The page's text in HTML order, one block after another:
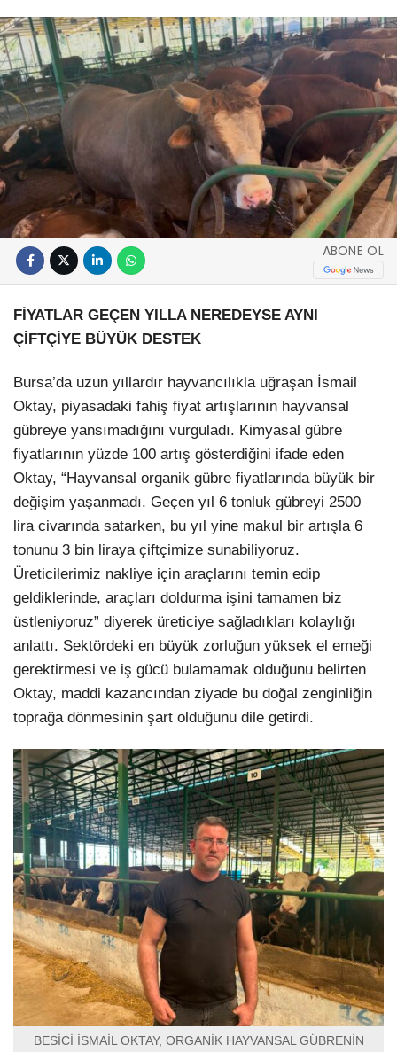
ABONE OL
FİYATLAR GEÇEN YILLA NEREDEYSE AYNI
ÇİFTÇİYE BÜYÜK DESTEK
Bursa’da uzun yıllardır hayvancılıkla uğraşan İsmail
Oktay, piyasadaki fahiş fiyat artışlarının hayvansal
gübreye yansımadığını vurguladı. Kimyasal gübre
fiyatlarının yüzde 100 artış gösterdiğini ifade eden
Oktay, “Hayvansal organik gübre fiyatlarında büyük bir
değişim yaşanmadı. Geçen yıl 6 tonluk gübreyi 2500
lira civarında satarken, bu yıl yine makul bir artışla 6
tonunu 3 bin liraya çiftçimize sunabiliyoruz.
Üreticilerimiz nakliye için araçlarını temin edip
geldiklerinde, araçları doldurma işini tamamen biz
üstleniyoruz” diyerek üreticiye sağladıkları kolaylığı
anlattı. Sektördeki en büyük zorluğun yüksek el emeği
gerektirmesi ve iş gücü bulamamak olduğunu belirten
Oktay, maddi kazancından ziyade bu doğal zenginliğin
toprağa dönmesinin şart olduğunu dile getirdi.
BESİCİ İSMAİL OKTAY, ORGANİK HAYVANSAL GÜBRENİN